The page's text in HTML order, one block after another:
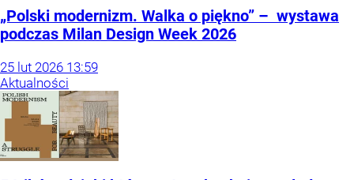
„Polski modernizm. Walka o piękno” – wystawa
podczas Milan Design Week 2026
25 lut 2026 13:59
Aktualności